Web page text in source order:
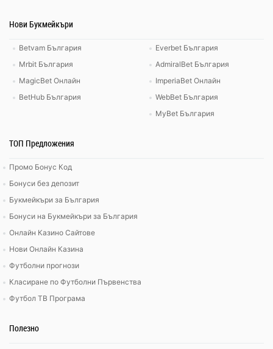
Нови Букмейкъри
Betvam България
Mrbit България
MagicBet Онлайн
BetHub България
Everbet България
AdmiralBet България
ImperiaBet Онлайн
WebBet България
MyBet България
ТОП Предложения
Промо Бонус Код
Бонуси без депозит
Букмейкъри за България
Бонуси на Букмейкъри за България
Онлайн Казино Сайтове
Нови Онлайн Казина
Футболни прогнози
Класиране по Футболни Първенства
Футбол ТВ Програма
Полезно